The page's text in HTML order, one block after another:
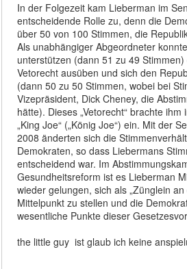
In der Folgezeit kam Lieberman im
entscheidende Rolle zu, denn die
über 50 von 100 Stimmen, die
Als unabhängiger Abgeordneter
unterstützen (dann 51 zu 49
Vetorecht ausüben und sich den
(dann 50 zu 50 Stimmen, wobei bei
Vizepräsident, Dick Cheney, die
hätte). Dieses „Vetorecht“ brachte
„King Joe“ („König Joe“) ein. Mit der
2008 änderten sich die
Demokraten, so dass Liebermans
entscheidend war. Im
Gesundheitsreform ist es Lieberman
wieder gelungen, sich als „Zünglein
Mittelpunkt zu stellen und die
wesentliche Punkte dieser
the little guy ist glaub ich keine